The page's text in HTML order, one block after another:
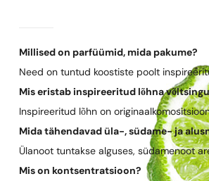
Millised on parfüümid, mida pakume?
Need on tuntud koostiste poolt
Mis eristab inspireeritud lõhna
Inspireeritud lõhn on
Mida tähendavad üla-, südame- ja
Ülanoot tuntakse alguses, südamenoot
Mis on kontsentratsioon?